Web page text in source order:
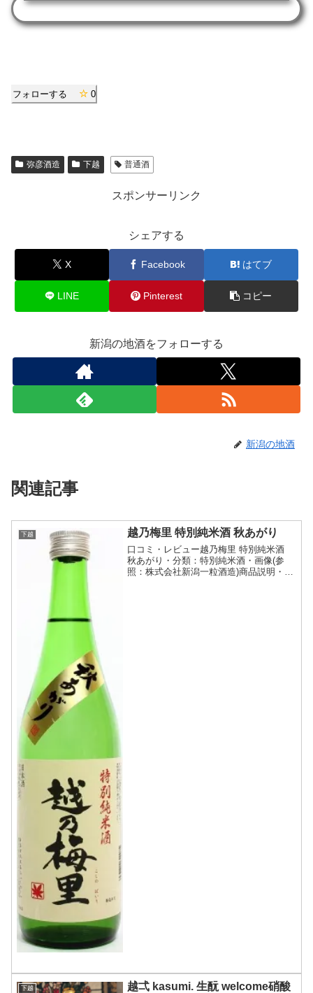
フォローする 0
弥彦酒造 下越 普通酒
スポンサーリンク
シェアする
X Facebook はてブ
LINE Pinterest コピー
新潟の地酒をフォローする
新潟の地酒
関連記事
下越 越乃梅里 特別純米酒 秋あがり
口コミ・レビュー越乃梅里 特別純米酒
秋あがり・分類：特別純米酒・画像(参
照：株式会社新潟一粒酒造)商品説明・特
下越
越弌 kasumi. 生酛 welcome硝酸